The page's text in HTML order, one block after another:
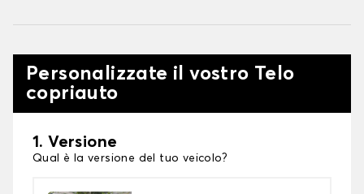
Personalizzate il vostro Telo
copriauto
1. Versione
Qual è la versione del tuo veicolo?